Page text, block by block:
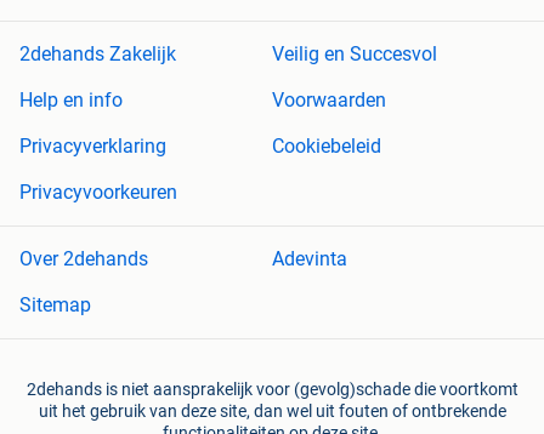
2dehands Zakelijk
Veilig en Succesvol
Help en info
Voorwaarden
Privacyverklaring
Cookiebeleid
Privacyvoorkeuren
Over 2dehands
Adevinta
Sitemap
2dehands is niet aansprakelijk voor (gevolg)schade die voortkomt
uit het gebruik van deze site, dan wel uit fouten of ontbrekende